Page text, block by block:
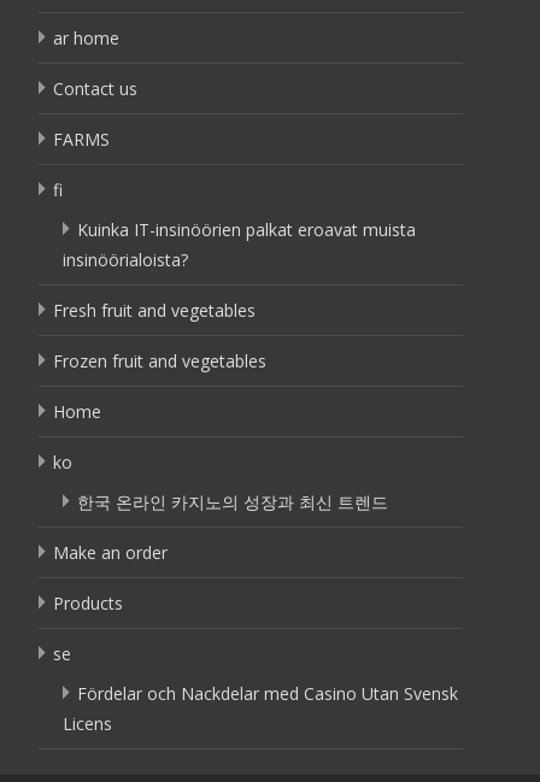
ar home
Contact us
FARMS
fi
Kuinka IT-insinöörien palkat eroavat muista
insinöörialoista?
Fresh fruit and vegetables
Frozen fruit and vegetables
Home
ko
한국 온라인 카지노의 성장과 최신 트렌드
Make an order
Products
se
Fördelar och Nackdelar med Casino Utan Svensk
Licens